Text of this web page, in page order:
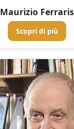
Maurizio Ferraris
Scopri di più